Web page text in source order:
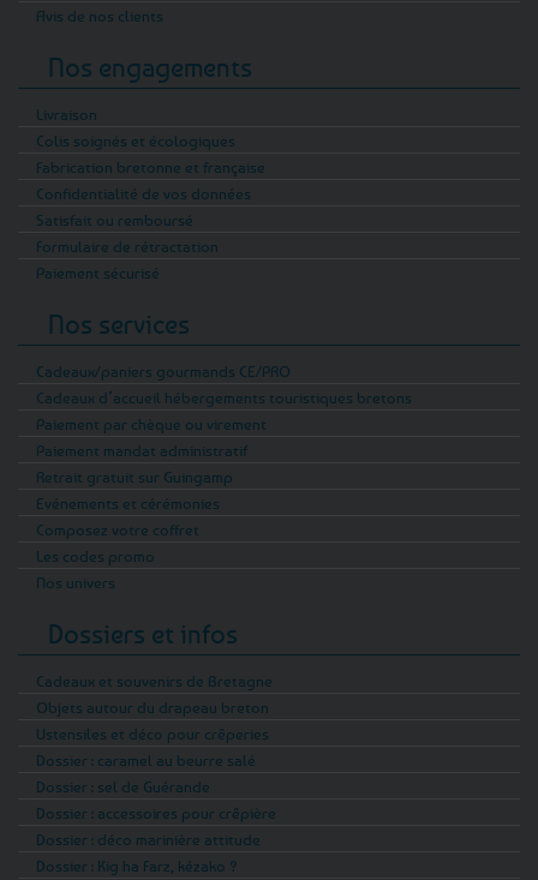
Avis de nos clients
Nos engagements
Livraison
Colis soignés et écologiques
Fabrication bretonne et française
Confidentialité de vos données
Satisfait ou remboursé
Formulaire de rétractation
Paiement sécurisé
Nos services
Cadeaux/paniers gourmands CE/PRO
Cadeaux d’accueil hébergements touristiques bretons
Paiement par chèque ou virement
Paiement mandat administratif
Retrait gratuit sur Guingamp
Evénements et cérémonies
Composez votre coffret
Les codes promo
Nos univers
Dossiers et infos
Cadeaux et souvenirs de Bretagne
Objets autour du drapeau breton
Ustensiles et déco pour crêperies
Dossier : caramel au beurre salé
Dossier : sel de Guérande
Dossier : accessoires pour crêpière
Dossier : déco marinière attitude
Dossier : Kig ha Farz, kézako ?